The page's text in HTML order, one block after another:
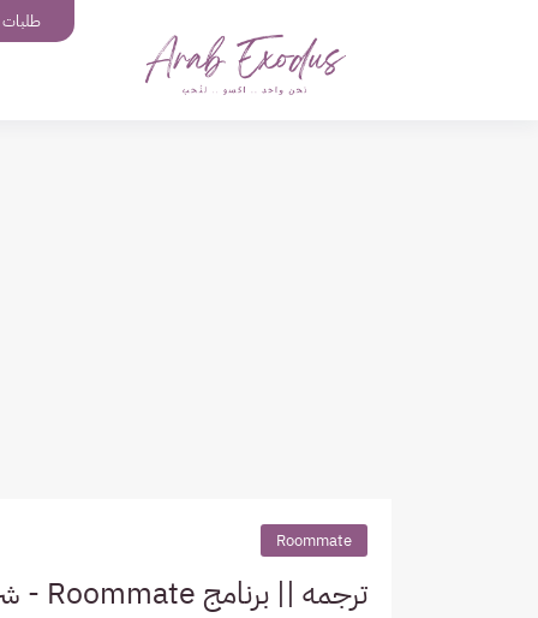
طلبات
Roommate
ترجمه || برنامج Roommate - شريـك الغـرفة كامل * تشانيول *